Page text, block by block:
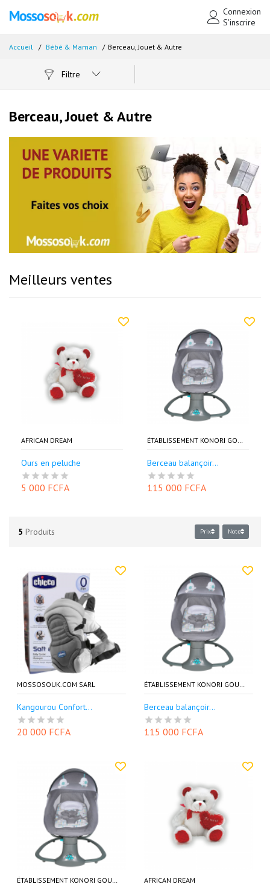
Connexion
S'inscrire
Accueil Bébé & Maman Berceau, Jouet & Autre
Filtre
Berceau, Jouet & Autre
Meilleurs ventes
AFRICAN DREAM
Ours en peluche
5 000 FCFA
Berceau balançoir...
115 000 FCFA
5 Produits Prix Note
MOSSOSOUK.COM SARL
Kangourou Confort...
20 000 FCFA
ÉTABLISSEMENT KONORI GOURIA EKG
Berceau balançoir...
115 000 FCFA
ÉTABLISSEMENT KONORI GOURIA EKG AFRICAN DREAM